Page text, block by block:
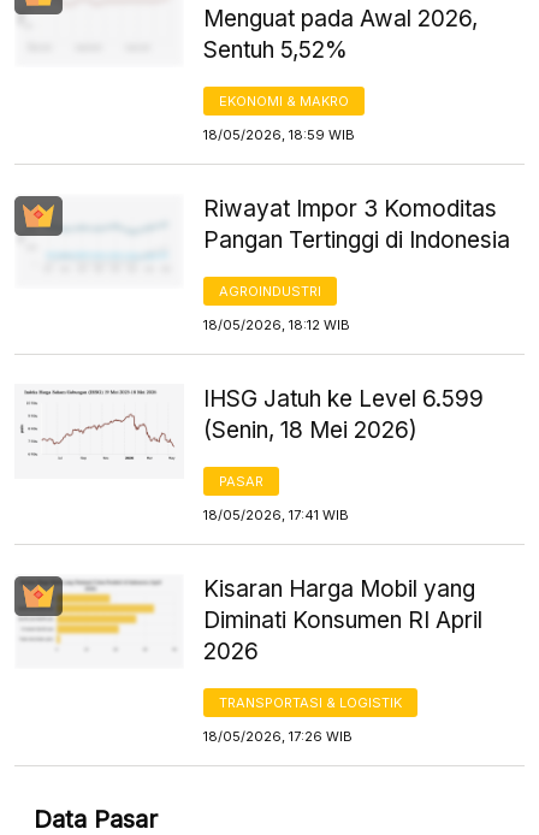
Menguat pada Awal 2026,
Sentuh 5,52%
EKONOMI & MAKRO
18/05/2026, 18:59 WIB
Riwayat Impor 3 Komoditas
Pangan Tertinggi di Indonesia
AGROINDUSTRI
18/05/2026, 18:12 WIB
IHSG Jatuh ke Level 6.599
(Senin, 18 Mei 2026)
PASAR
18/05/2026, 17:41 WIB
Kisaran Harga Mobil yang
Diminati Konsumen RI April
2026
TRANSPORTASI & LOGISTIK
18/05/2026, 17:26 WIB
Data Pasar